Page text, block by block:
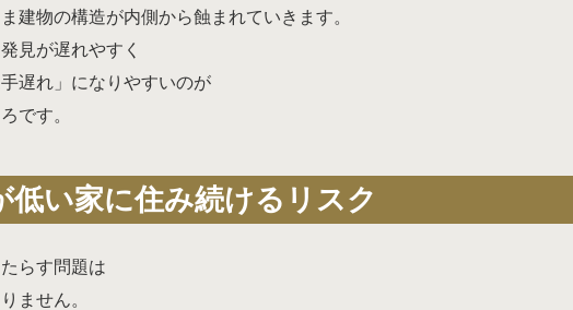
建物の構造が内側から蝕まれていきます。
見が遅れやすく
遅れ」になりやすいのが
です。
低い家に住み続けるリスク
らす問題は
ません。